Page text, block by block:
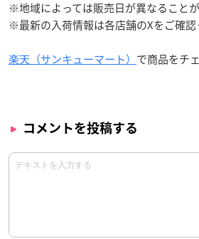
※地域によっては販売日が異なること
※最新の入荷情報は各店舗のXをご確認
楽天（サンキューマート） で商品をチ
コメントを投稿する